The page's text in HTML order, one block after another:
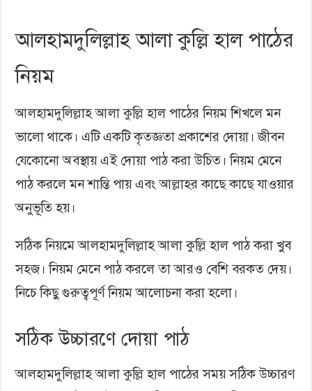
আলহামদুলিল্লাহ আলা কুল্লি হাল পাঠের
নিয়ম
আলহামদুলিল্লাহ আলা কুল্লি হাল পাঠের নিয়ম শিখলে মন
ভালো থাকে। এটি একটি কৃতজ্ঞতা প্রকাশের দোয়া। জীবন
যেকোনো অবস্থায় এই দোয়া পাঠ করা উচিত। নিয়ম মেনে
পাঠ করলে মন শান্তি পায় এবং আল্লাহর কাছে কাছে যাওয়ার
অনুভূতি হয়।
সঠিক নিয়মে আলহামদুলিল্লাহ আলা কুল্লি হাল পাঠ করা খুব
সহজ। নিয়ম মেনে পাঠ করলে তা আরও বেশি বরকত দেয়।
নিচে কিছু গুরুত্বপূর্ণ নিয়ম আলোচনা করা হলো।
সঠিক উচ্চারণে দোয়া পাঠ
আলহামদুলিল্লাহ আলা কুল্লি হাল পাঠের সময় সঠিক উচ্চারণ